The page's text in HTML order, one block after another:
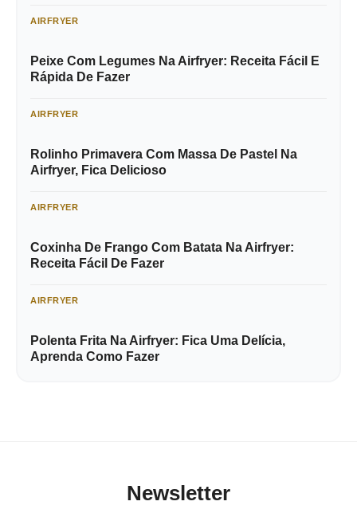
AIRFRYER
Peixe Com Legumes Na Airfryer: Receita Fácil E
Rápida De Fazer
AIRFRYER
Rolinho Primavera Com Massa De Pastel Na
Airfryer, Fica Delicioso
AIRFRYER
Coxinha De Frango Com Batata Na Airfryer:
Receita Fácil De Fazer
AIRFRYER
Polenta Frita Na Airfryer: Fica Uma Delícia,
Aprenda Como Fazer
Newsletter